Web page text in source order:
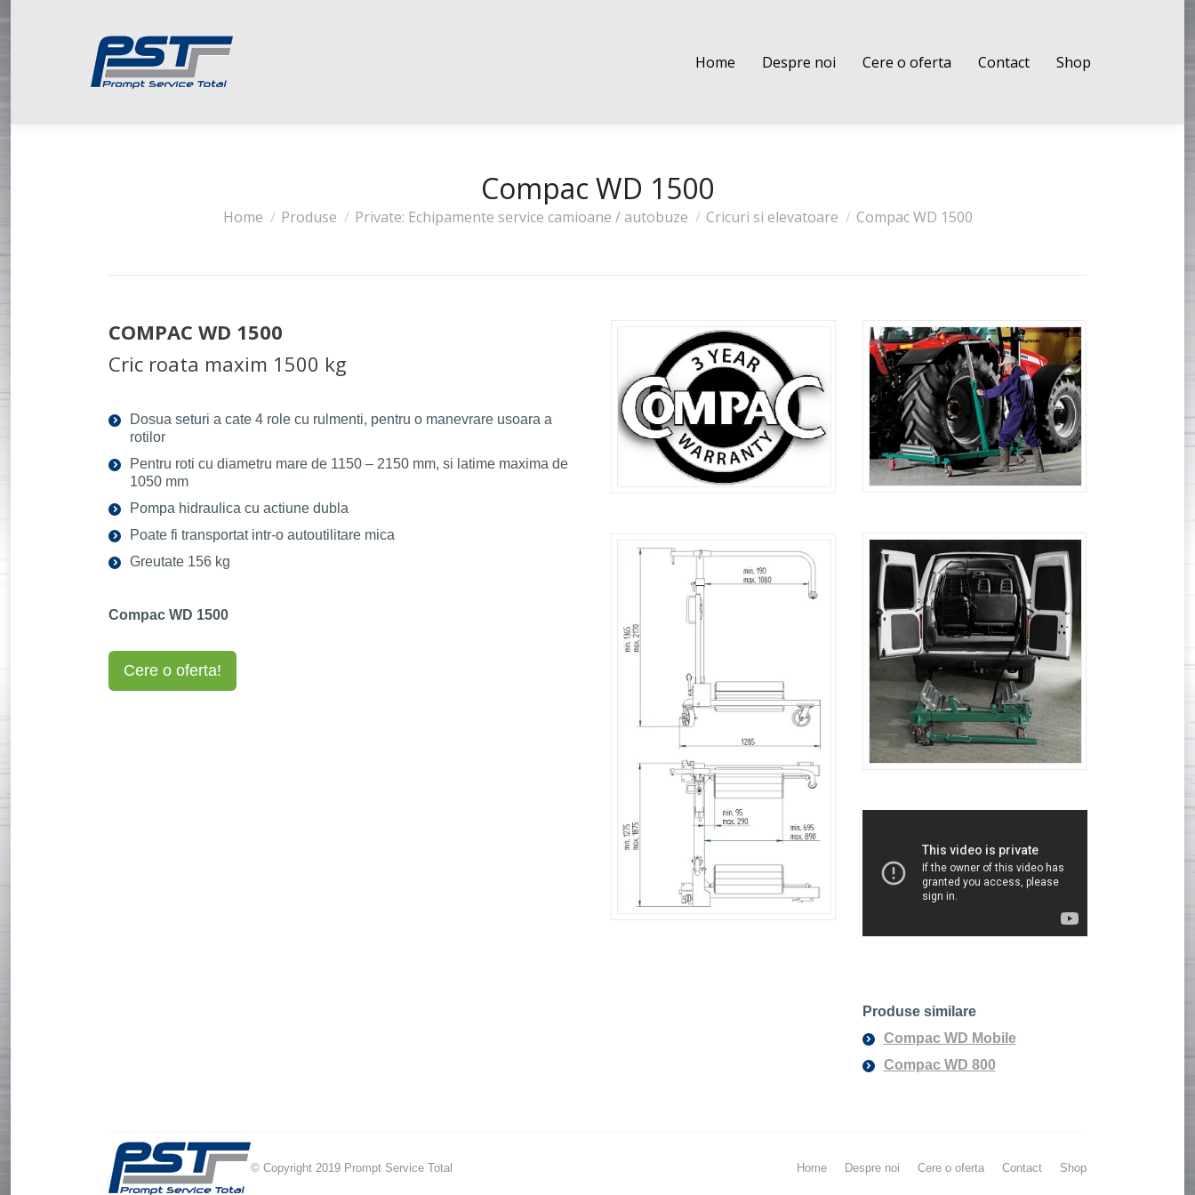
Home Despre noi Cere o oferta Contact Shop
Compac WD 1500
You are here:
Home Produse Private: Echipamente service camioane / autobuze Cricuri si elevatoare Compac WD 1500
COMPAC WD 1500
Cric roata maxim 1500 kg
Dosua seturi a cate 4 role cu rulmenti, pentru o manevrare usoara a
rotilor
Pentru roti cu diametru mare de 1150 – 2150 mm, si latime maxima de
1050 mm
Pompa hidraulica cu actiune dubla
Poate fi transportat intr-o autoutilitare mica
Greutate 156 kg
Compac WD 1500
Cere o oferta!
Produse similare
Compac WD Mobile
Compac WD 800
© Copyright 2019 Prompt Service Total Home Despre noi Cere o oferta Contact Shop